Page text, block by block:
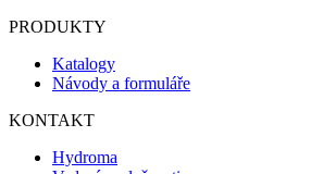
PRODUKTY
Katalogy
Návody a formuláře
KONTAKT
Hydroma